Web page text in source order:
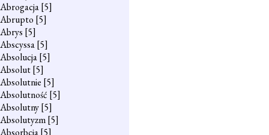
Abrogacja[5]
Abrupto [5]
Abrys [5]
Abscyssa[5]
Absolucja[5]
Absolut[5]
Absolutnie [5]
Absolutność [5]
Absolutny[5]
Absolutyzm[5]
Absorbcja[5]